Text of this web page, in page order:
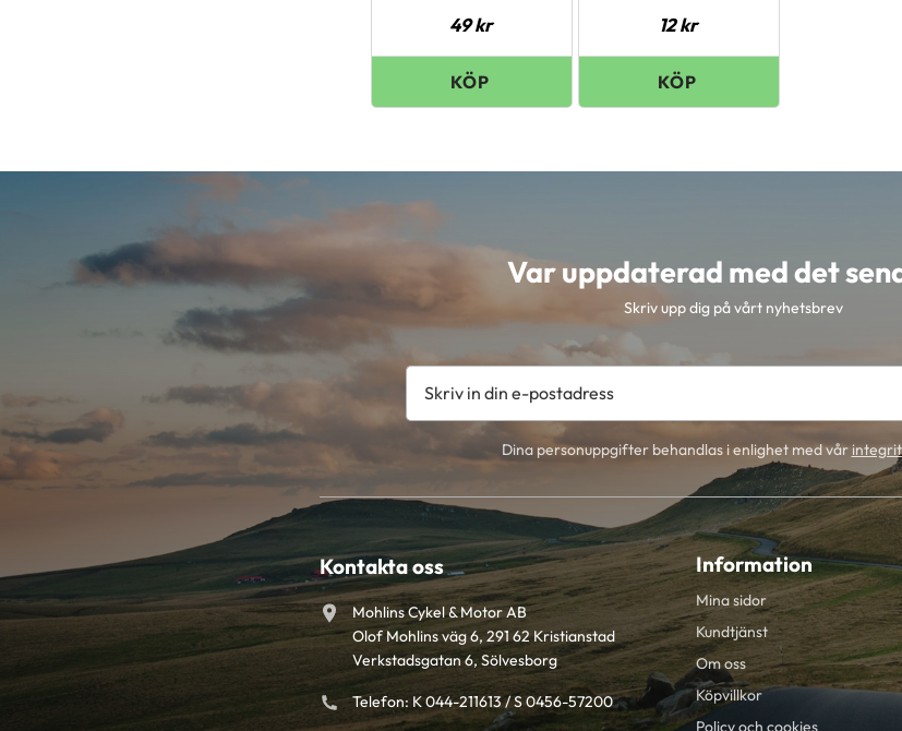
49kr 12kr
Var uppdaterad med det
Skriv upp dig på vårt nyhetsbrev
Dina personuppgifter behandlas i enlighet med vår
Kontakta oss
Mohlins Cykel & Motor AB
Olof Mohlins väg 6, 291 62 Kristianstad
Verkstadsgatan 6, Sölvesborg
Telefon: K 044-211613 / S 0456-57200
Information
Mina sidor
Kundtjänst
Om oss
Köpvillkor
Policy och cookies